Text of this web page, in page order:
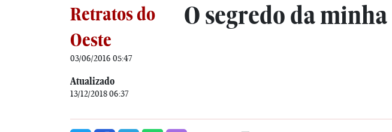
Retratos do
Oeste
03/06/2016 05:47
Atualizado
13/12/2018 06:37
O segredo da